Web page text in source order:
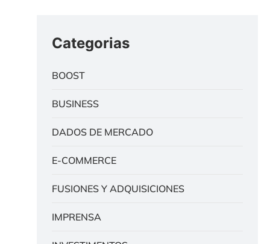
Categorias
BOOST
BUSINESS
DADOS DE MERCADO
E-COMMERCE
FUSIONES Y ADQUISICIONES
IMPRENSA